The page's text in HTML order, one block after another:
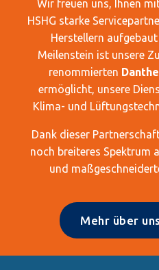
Wir freuen uns, Ihnen
HSHG starke
Herstellern
Meilenstein ist unsere
renommierten
ermöglicht, unsere
Klima- und
Dank dieser
noch breiteres Spektrum
und
Mehr über